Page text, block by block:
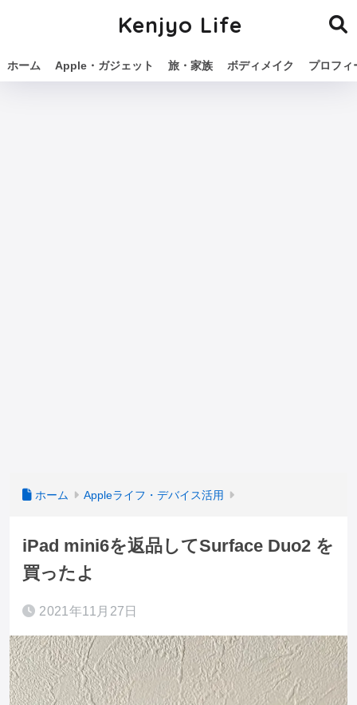
Kenjyo Life
ホーム Apple・ガジェット 旅・家族 ボディメイク プロフィ
ホーム Appleライフ・デバイス活用
iPad mini6を返品してSurface Duo2 を
買ったよ
2021年11月27日